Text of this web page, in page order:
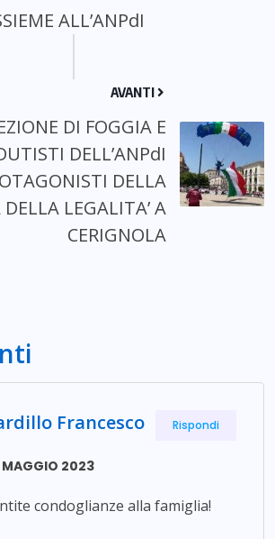
ALL’ANPdI
AVANTI
DI FOGGIA E
DELL’ANPdI
DELLA
LEGALITA’ A
CERIGNOLA
Francesco
2023
condoglianze alla famiglia!
Rispondi